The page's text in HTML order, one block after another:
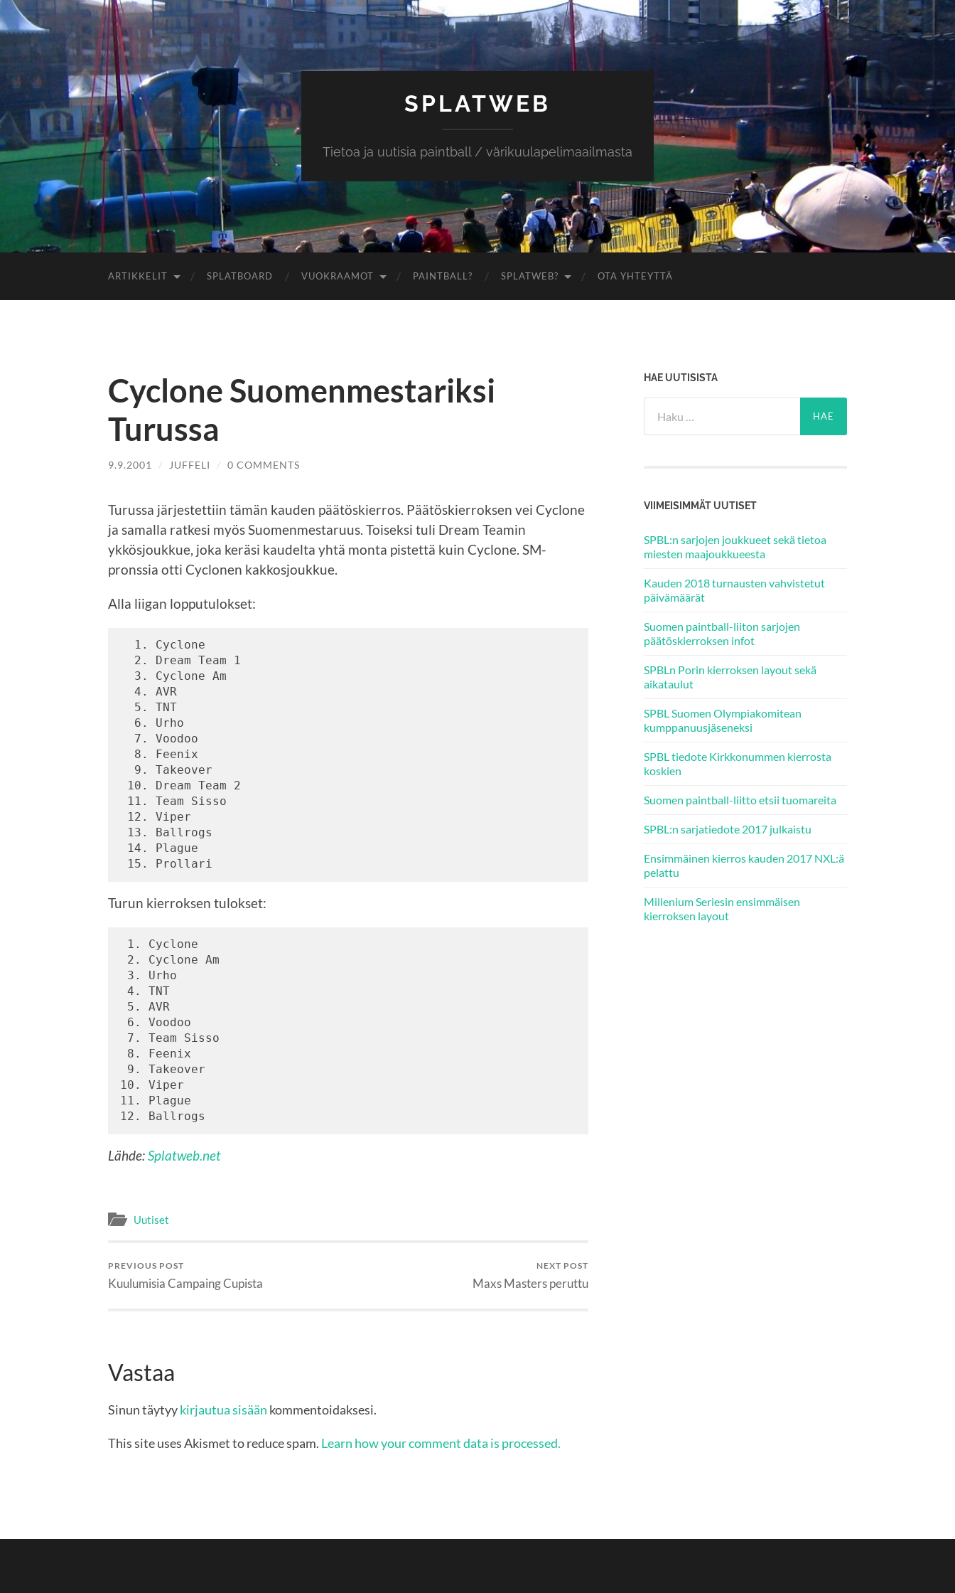
SPLATWEB
Tietoa ja uutisia paintball / värikuulapelimaailmasta
ARTIKKELIT SPLATBOARD VUOKRAAMOT PAINTBALL? SPLATWEB? OTA YHTEYTTÄ
Cyclone Suomenmestariksi
Turussa
9.9.2001 / JUFFELI / 0 COMMENTS
Turussa järjestettiin tämän kauden päätöskierros. Päätöskierroksen vei Cyclone
ja samalla ratkesi myös Suomenmestaruus. Toiseksi tuli Dream Teamin
ykkösjoukkue, joka keräsi kaudelta yhtä monta pistettä kuin Cyclone. SM-
pronssia otti Cyclonen kakkosjoukkue.
Alla liigan lopputulokset:
  1. Cyclone
  2. Dream Team 1
  3. Cyclone Am
  4. AVR
  5. TNT
  6. Urho
  7. Voodoo
  8. Feenix
  9. Takeover
10. Dream Team 2
11. Team Sisso
12. Viper
13. Ballrogs
14. Plague
15. Prollari
Turun kierroksen tulokset:
1. Cyclone
2. Cyclone Am
3. Urho
4. TNT
5. AVR
6. Voodoo
7. Team Sisso
8. Feenix
9. Takeover
10. Viper
11. Plague
12. Ballrogs
Lähde:Splatweb.net
Uutiset
PREVIOUS POST
Kuulumisia Campaing Cupista
NEXT POST
Maxs Masters peruttu
Vastaa
Sinun täytyykirjautua sisään kommentoidaksesi.
This site uses Akismet to reduce spam. Learn how your comment data is processed.
HAE UUTISISTA
VIIMEISIMMÄT UUTISET
SPBL:n sarjojen joukkueet sekä tietoa
miesten maajoukkueesta
Kauden 2018 turnausten vahvistetut
päivämäärät
Suomen paintball-liiton sarjojen
päätöskierroksen infot
SPBLn Porin kierroksen layout sekä
aikataulut
SPBL Suomen Olympiakomitean
kumppanuusjäseneksi
SPBL tiedote Kirkkonummen kierrosta
koskien
Suomen paintball-liitto etsii tuomareita
SPBL:n sarjatiedote 2017 julkaistu
Ensimmäinen kierros kauden 2017 NXL:ä
pelattu
Millenium Seriesin ensimmäisen
kierroksen layout